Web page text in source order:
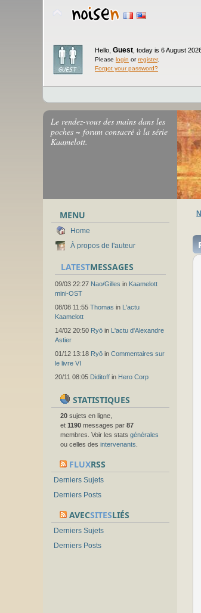
Hello, Guest today is 6 August
Please login orregister.
Forgot your password?
Le rendez-vous des mains dans les
poches ~ forum consacré à la série
Kaamelott.
MENU
Home
À propos de l'auteur
LATESTMESSAGES
09/03 22:27 Nao/Gilles in Kaamelott
mini-OST
08/08 11:55 Thomas in L'actu
Kaamelott
14/02 20:50 Ryō in L'actu d'Alexandre
Astier
01/12 13:18 Ryō in Commentaires sur
le livre VI
20/11 08:05 Diditoff in Hero Corp
STATISTIQUES
20 sujets en ligne,
et 1190 messages par 87
membres. Voir les stats générales
ou celles des intervenants
FLUXRSS
Derniers Sujets
Derniers Posts
AVECSITESLIÉS
Derniers Sujets
Derniers Posts